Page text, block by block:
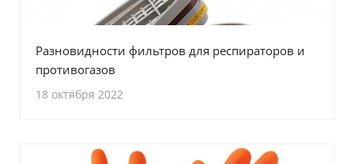
Разновидности фильтров для респираторов и
противогазов
18 октября 2022